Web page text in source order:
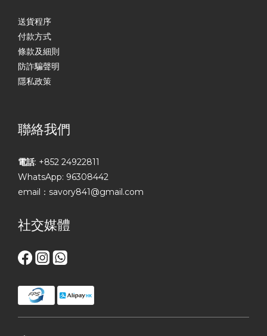
送貨程序
付款方式
條款及細則
防詐騙聲明
隱私政策
聯絡我們
電話: +852 24922811
WhatsApp: 96308442
email：savory841@gmail.com
社交媒體